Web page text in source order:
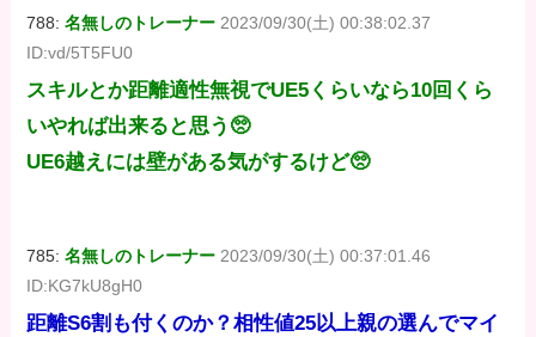
788:名無しのトレーナー 2023/09/30(土) 00:38:02.37
ID:vd/5T5FU0
スキルとか距離適性無視でUE5くらいなら10回くら
いやれば出来ると思う🥺
UE6越えには壁がある気がするけど🥺
785:名無しのトレーナー 2023/09/30(土) 00:37:01.46
ID:KG7kU8gH0
距離S6割も付くのか？相性値25以上親の選んでマイ